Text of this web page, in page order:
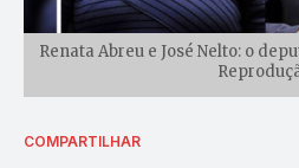
Renata Abreu e José Nelto: o
COMPARTILHAR